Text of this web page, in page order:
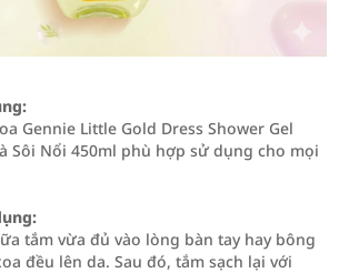
Gennie Little Gold Dress Shower Gel
Sôi Nổi 450ml phù hợp sử dụng cho mọi
tắm vừa đủ vào lòng bàn tay hay bông
đều lên da. Sau đó, tắm sạch lại với